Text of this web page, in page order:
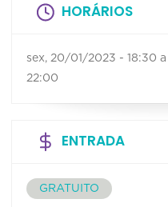
HORÁRIOS
sex, 20/01/2023 - 18:30 a
22:00
ENTRADA
GRATUITO